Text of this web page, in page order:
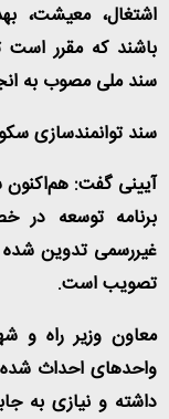
اشتغال، معیشت،
باشند که مقرر است
سند ملی مصوب به
سند توانمندسازی
برنامه توسعه در
غیررسمی تدوین
تصویب است.
واحدهای احداث شده
داشته و نیازی به